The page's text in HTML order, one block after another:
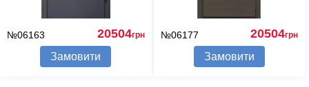
№06163 20504грн
Замовити
№06177 20504грн
Замовити